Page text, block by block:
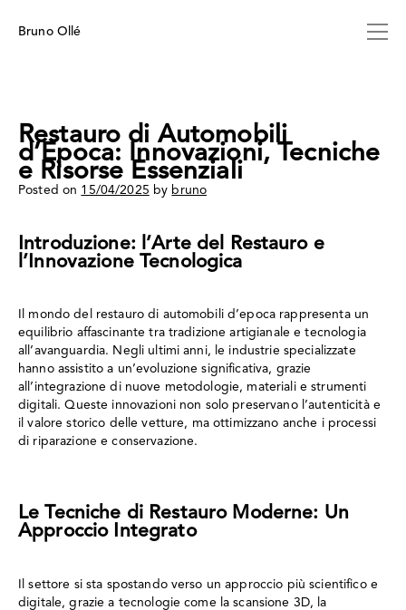
to
Bruno Ollé
Restauro di Automobili
d’Epoca: Innovazioni, Tecniche
e Risorse Essenziali
Posted on 15/04/2025 by bruno
Introduzione: l’Arte del Restauro e
l’Innovazione Tecnologica
Il mondo del restauro di automobili d’epoca rappresenta un
equilibrio affascinante tra tradizione artigianale e tecnologia
all’avanguardia. Negli ultimi anni, le industrie specializzate
hanno assistito a un’evoluzione significativa, grazie
all’integrazione di nuove metodologie, materiali e strumenti
digitali. Queste innovazioni non solo preservano l’autenticità e
il valore storico delle vetture, ma ottimizzano anche i processi
di riparazione e conservazione.
Le Tecniche di Restauro Moderne: Un
Approccio Integrato
Il settore si sta spostando verso un approccio più scientifico e
digitale, grazie a tecnologie come la scansione 3D, la